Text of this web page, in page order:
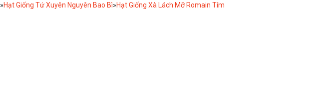
»Hạt Giống Tứ Xuyên Nguyên Bao Bì»Hạt Giống Xà Lách Mỡ Romain Tím